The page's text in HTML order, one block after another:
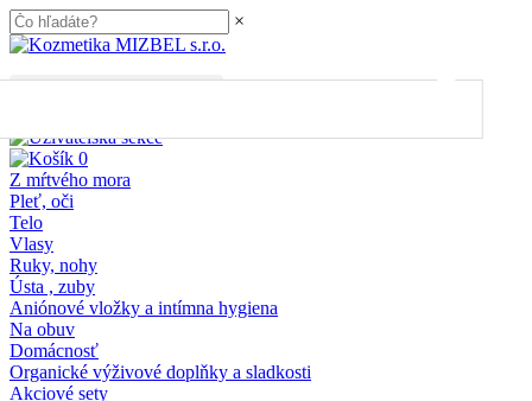
×
0
Z mŕtvého mora
Pleť, oči
Telo
Vlasy
Ruky, nohy
Ústa , zuby
Aniónové vložky a intímna hygiena
Na obuv
Domácnosť
Organické výživové doplňky a sladkosti
Akciové sety